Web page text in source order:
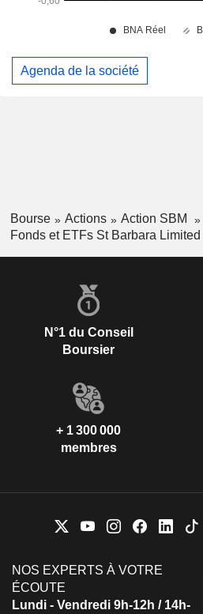
Agenda de la société
Bourse Actions
Action SBM
Fonds et ETFs St Barbara Limited
N°1 du Conseil
Boursier
+ 1 300 000
membres
NOS EXPERTS À VOTRE
ÉCOUTE
Lundi - Vendredi 9h-12h / 14h-